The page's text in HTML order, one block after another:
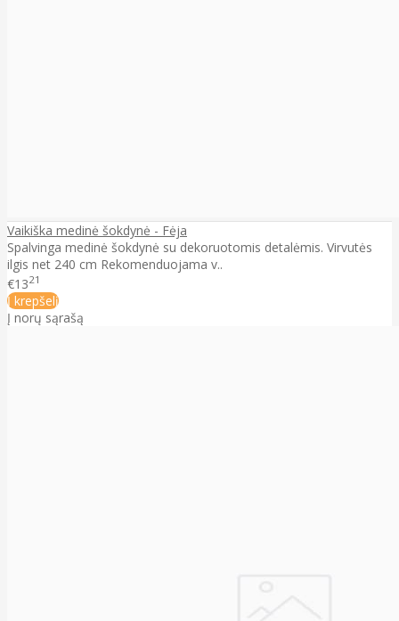
Vaikiška medinė šokdynė - Fėja
Spalvinga medinė šokdynė su dekoruotomis detalėmis. Virvutės
ilgis net 240 cm Rekomenduojama v..
€1321
Į krepšelį
Į norų sąrašą